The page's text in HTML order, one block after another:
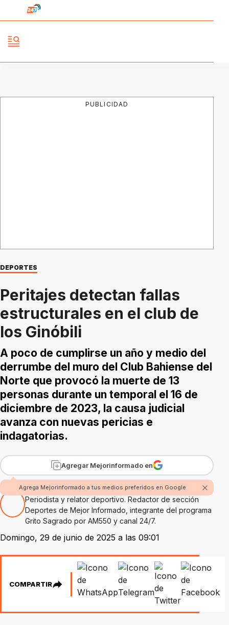
PUBLICIDAD
DEPORTES
Peritajes detectan fallas
estructurales en el club de
los Ginóbili
A poco de cumplirse un año y medio del
derrumbe del muro del Club Bahiense del
Norte que provocó la muerte de 13
personas durante un temporal el 16 de
diciembre de 2023, la causa judicial
avanza con nuevas pericias e
indagatorias.
Agregar Mejorinformado en
Agrega Mejorinformado a tus medios preferidos en Google
Por Hugo Alejandro Amaolo
Periodista y relator deportivo. Redactor de sección
Deportes de Mejor Informado, integrante del programa
Grito Sagrado por AM550 y canal 24/7.
Domingo, 29 de junio de 2025 a las 09:01
COMPARTIR